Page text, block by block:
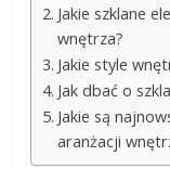
Jakie szklane
wnętrza?
Jakie style
Jak dbać o
Jakie są
aranżacji